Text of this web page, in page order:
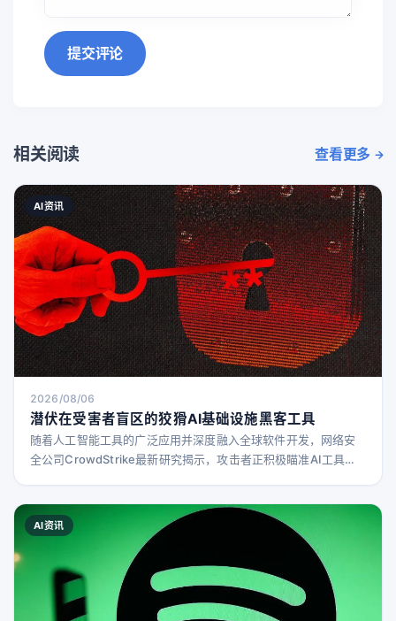
提交评论
相关阅读 查看更多
AI资讯
2026/08/06
潜伏在受害者盲区的狡猾AI基础设施黑客工具
随着人工智能工具的广泛应用并深度融入全球软件开发，网络安
全公司CrowdStrike最新研究揭示，攻击者正积极瞄准AI工具
查AI软件供应链攻击时发现了一种蠕虫病毒。CrowdStrike反对
手工作高级副总裁Adam Meyers表示，公司尚未将该活动归因于
特定攻击者，但这符合攻击者如T
AI资讯